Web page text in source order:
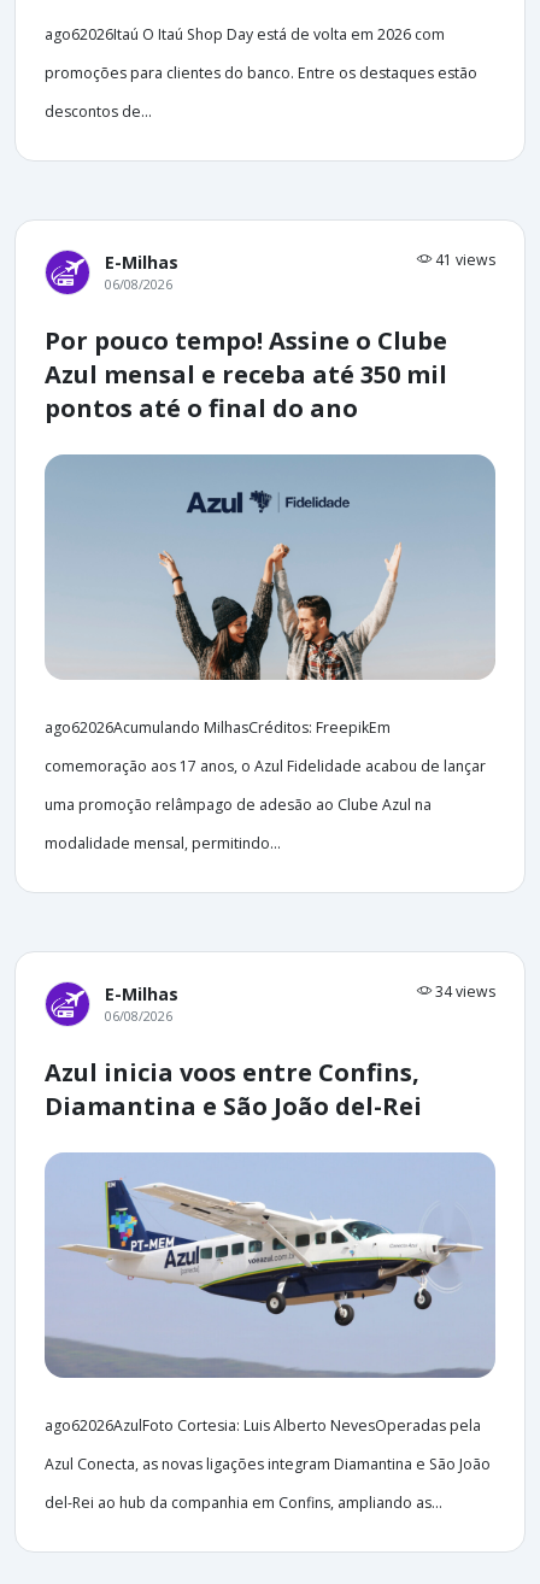
ago62026Itaú O Itaú Shop Day está de volta em 2026 com
promoções para clientes do banco. Entre os destaques estão
descontos de...
E-Milhas 41 views
06/08/2026
Por pouco tempo! Assine o Clube
Azul mensal e receba até 350 mil
pontos até o final do ano
ago62026Acumulando MilhasCréditos: FreepikEm
comemoração aos 17 anos, o Azul Fidelidade acabou de lançar
uma promoção relâmpago de adesão ao Clube Azul na
modalidade mensal, permitindo...
E-Milhas 34 views
06/08/2026
Azul inicia voos entre Confins,
Diamantina e São João del-Rei
ago62026AzulFoto Cortesia: Luis Alberto NevesOperadas pela
Azul Conecta, as novas ligações integram Diamantina e São João
del-Rei ao hub da companhia em Confins, ampliando as...